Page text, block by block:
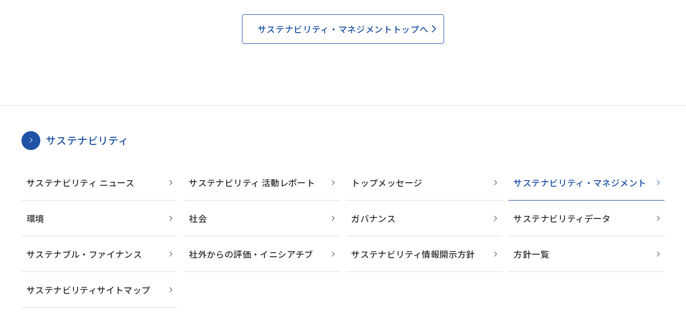
サステナビリティ・マネジメントトップへ
サステナビリティ
サステナビリティ ニュース サステナビリティ 活動レポート トップメッセージ サステナビリティ・マネジメント
環境 社会 ガバナンス サステナビリティデータ
サステナブル・ファイナンス 社外からの評価・イニシアチブ サステナビリティ情報開示方針 方針一覧
サステナビリティサイトマップ